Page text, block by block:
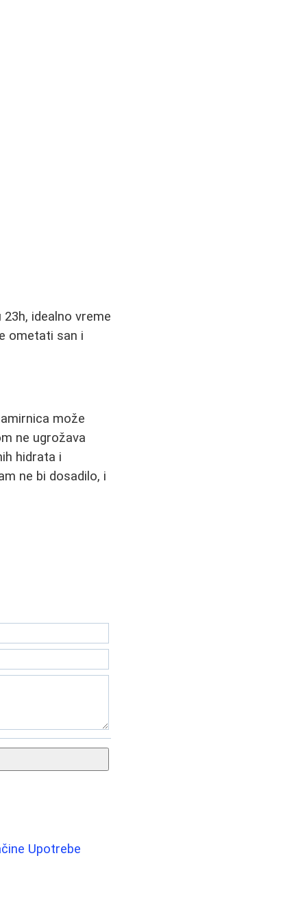
idealno vreme
ometati san i
može
ne ugrožava
hidrata i
ne bi dosadilo, i
Upotrebe